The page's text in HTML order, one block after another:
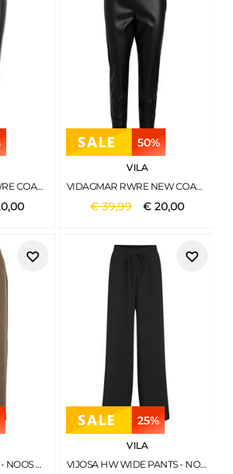
VIDAGMAR NEW RWRE COATED LEGGING BLACK
,00
50%
VILA
VIDAGMAR RWRE NEW COATED LEGGING/PB BLACK
€39,99 € 20,00
VIKAMMA HW PANT - NOOS CROCODILE
25%
VILA
VIJOSA HW WIDE PANTS - NOOS BLACK BEAUTY